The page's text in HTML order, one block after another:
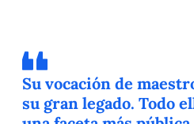
Su vocación de
su gran legado. Todo